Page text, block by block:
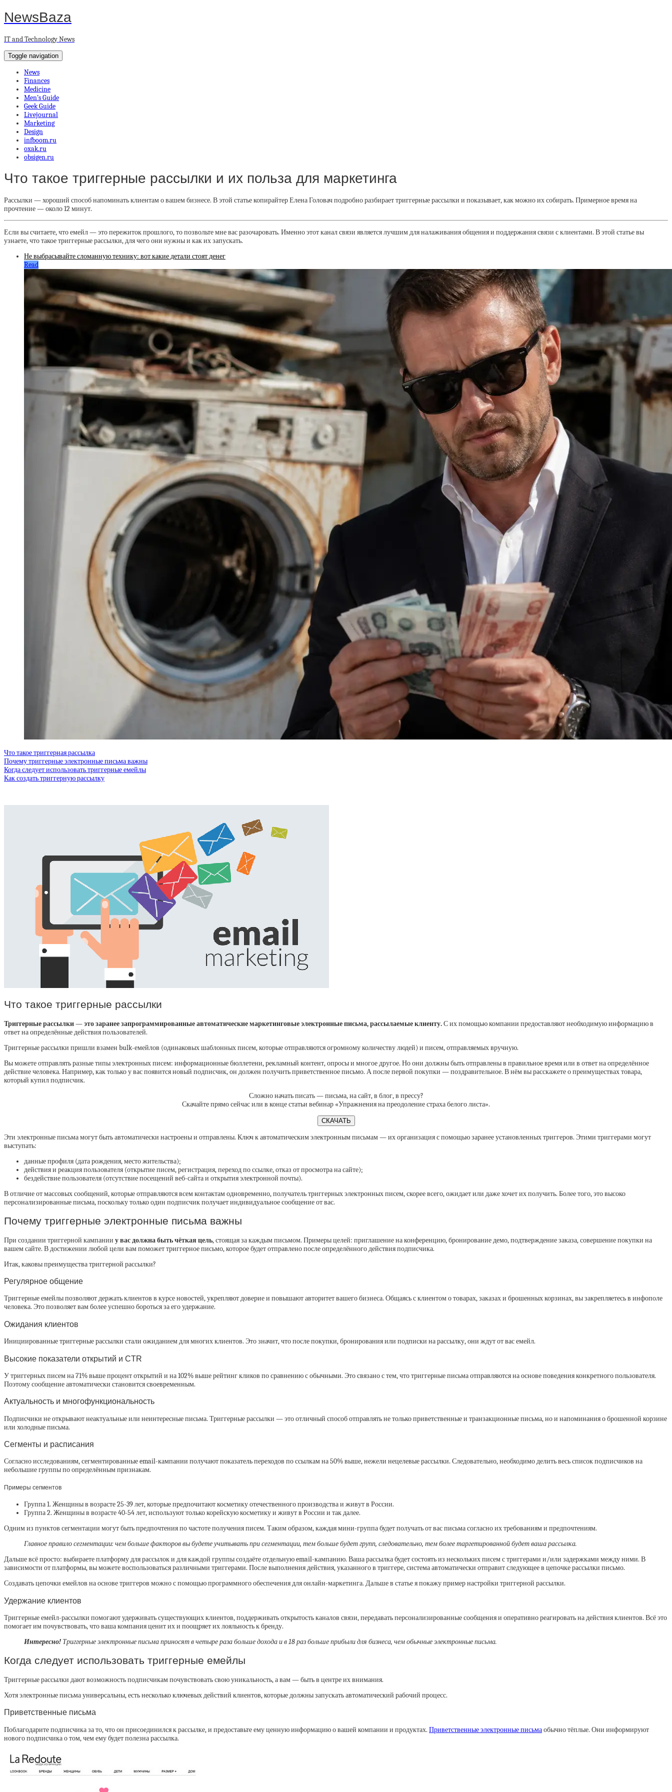
NewsBaza
IT and Technology News
Toggle navigation
News
Finances
Medicine
Men’s Guide
Geek Guide
Livejournal
Marketing
Design
infboom.ru
oxak.ru
obsigen.ru
Что такое триггерные рассылки и их польза для маркетинга
Рассылки — хороший способ напоминать клиентам о вашем бизнесе. В этой статье копирайтер Елена Головач подробно разбирает триггерные рассылки и показывает, как можно их собирать. Примерное время на
прочтение — около 12 минут.
Если вы считаете, что емейл — это пережиток прошлого, то позвольте мне вас разочаровать. Именно этот канал связи является лучшим для налаживания общения и поддержания связи с клиентами. В этой статье вы
узнаете, что такое триггерные рассылки, для чего они нужны и как их запускать.
Не выбрасывайте сломанную технику: вот какие детали стоят денег
Read
Что такое триггерная рассылка
Почему триггерные электронные письма важны
Когда следует использовать триггерные емейлы
Как создать триггерную рассылку
Что такое триггерные рассылки
Триггерные рассылки — это заранее запрограммированные автоматические маркетинговые электронные письма, рассылаемые клиенту.С их помощью компании предоставляют необходимую информацию в
ответ на определённые действия пользователей.
Триггерные рассылки пришли взамен bulk-емейлов (одинаковых шаблонных писем, которые отправляются огромному количеству людей) и писем, отправляемых вручную.
Вы можете отправлять разные типы электронных писем: информационные бюллетени, рекламный контент, опросы и многое другое. Но они должны быть отправлены в правильное время или в ответ на определённое
действие человека. Например, как только у вас появится новый подписчик, он должен получить приветственное письмо. А после первой покупки — поздравительное. В нём вы расскажете о преимуществах товара,
который купил подписчик.
Сложно начать писать — письма, на сайт, в блог, в прессу?
Скачайте прямо сейчас или в конце статьи вебинар «Упражнения на преодоление страха белого листа».
СКАЧАТЬ
Эти электронные письма могут быть автоматически настроены и отправлены. Ключ к автоматическим электронным письмам — их организация с помощью заранее установленных триггеров. Этими триггерами могут
выступать:
данные профиля (дата рождения, место жительства);
действия и реакция пользователя (открытие писем, регистрация, переход по ссылке, отказ от просмотра на сайте);
бездействие пользователя (отсутствие посещений веб-сайта и открытия электронной почты).
В отличие от массовых сообщений, которые отправляются всем контактам одновременно, получатель триггерных электронных писем, скорее всего, ожидает или даже хочет их получить. Более того, это высоко
персонализированные письма, поскольку только один подписчик получает индивидуальное сообщение от вас.
Почему триггерные электронные письма важны
При создании триггерной кампании у вас должна быть чёткая цель, стоящая за каждым письмом. Примеры целей: приглашение на конференцию, бронирование демо, подтверждение заказа, совершение покупки на
вашем сайте. В достижении любой цели вам поможет триггерное письмо, которое будет отправлено после определённого действия подписчика.
Итак, каковы преимущества триггерной рассылки?
Регулярное общение
Триггерные емейлы позволяют держать клиентов в курсе новостей, укрепляют доверие и повышают авторитет вашего бизнеса. Общаясь с клиентом о товарах, заказах и брошенных корзинах, вы закрепляетесь в инфополе
человека. Это позволяет вам более успешно бороться за его удержание.
Ожидания клиентов
Инициированные триггерные рассылки стали ожиданием для многих клиентов. Это значит, что после покупки, бронирования или подписки на рассылку, они ждут от вас емейл.
Высокие показатели открытий и CTR
У триггерных писем на71%выше процент открытий и на 102% выше рейтинг кликов по сравнению с обычными. Это связано с тем, что триггерные письма отправляются на основе поведения конкретного пользователя.
Поэтому сообщение автоматически становится своевременным.
Актуальность и многофункциональность
Подписчики не открывают неактуальные или неинтересные письма. Триггерные рассылки — это отличный способ отправлять не только приветственные и транзакционные письма, но и напоминания о брошенной корзине
или холодные письма.
Сегменты и расписания
Согласно исследованиям, сегментированные email-кампании получают показатель переходов по ссылкам на50%выше, нежели нецелевые рассылки. Следовательно, необходимо делить весь список подписчиков на
небольшие группы по определённым признакам.
Примеры сегментов
Группа 1. Женщины в возрасте 25-39 лет, которые предпочитают косметику отечественного производства и живут в России.
Группа 2. Женщины в возрасте 40-54 лет, используют только корейскую косметику и живут в России и так далее.
Одним из пунктов сегментации могут быть предпочтения по частоте получения писем. Таким образом, каждая мини-группа будет получать от вас письма согласно их требованиям и предпочтениям.
Главное правило сегментации: чем больше факторов вы будете учитывать при сегментации, тем больше будет групп, следовательно, тем более таргетированной будет ваша рассылка.
Дальше всё просто: выбираете платформу для рассылок и для каждой группы создаёте отдельную email-кампанию. Ваша рассылка будет состоять из нескольких писем с триггерами и/или задержками между ними. В
зависимости от платформы, вы можете воспользоваться различными триггерами. После выполнения действия, указанного в триггере, система автоматически отправит следующее в цепочке рассылки письмо.
Создавать цепочки емейлов на основе триггеров можно с помощью программного обеспечения для онлайн-маркетинга. Дальше в статье я покажу пример настройки триггерной рассылки.
Удержание клиентов
Триггерные емейл-рассылки помогают удерживать существующих клиентов, поддерживать открытость каналов связи, передавать персонализированные сообщения и оперативно реагировать на действия клиентов. Всё это
помогает им почувствовать, что ваша компания ценит их и поощряет их лояльность к бренду.
Интересно! Триггерные электронные письма приносят в четыре раза больше дохода и в18 разбольше прибыли для бизнеса, чем обычные электронные письма.
Когда следует использовать триггерные емейлы
Триггерные рассылки дают возможность подписчикам почувствовать свою уникальность, а вам — быть в центре их внимания.
Хотя электронные письма универсальны, есть несколько ключевых действий клиентов, которые должны запускать автоматический рабочий процесс.
Приветственные письма
Поблагодарите подписчика за то, что он присоединился к рассылке, и предоставьте ему ценную информацию о вашей компании и продуктах. Приветственные электронные письмаобычно тёплые. Они информируют
нового подписчика о том, чем ему будет полезна рассылка.